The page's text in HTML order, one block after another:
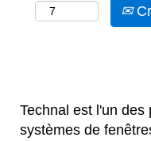
Technal est l'un
systèmes de